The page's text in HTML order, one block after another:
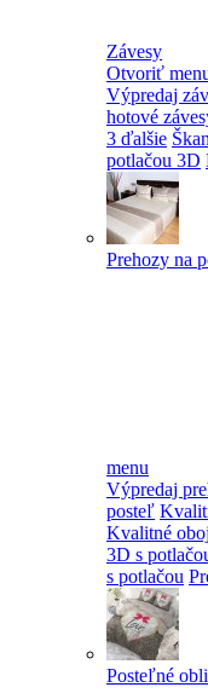
Závesy
Otvoriť
Výpredaj
hotové
3 ďalšie
potlačou 3D
Prehozy na
menu
Výpredaj
posteľ
Kvalitné
3D s
s potlačou
Posteľné